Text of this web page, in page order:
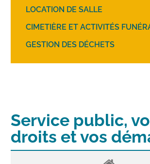
LOCATION DE SALLE
CIMETIÈRE ET ACTIVITÉS
GESTION DES DÉCHETS
Service public,
droits et vos